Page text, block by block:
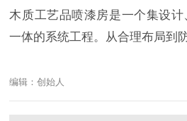
木质工艺品喷漆房是一个集设
一体的系统工程。从合理布局到
编辑：创始人